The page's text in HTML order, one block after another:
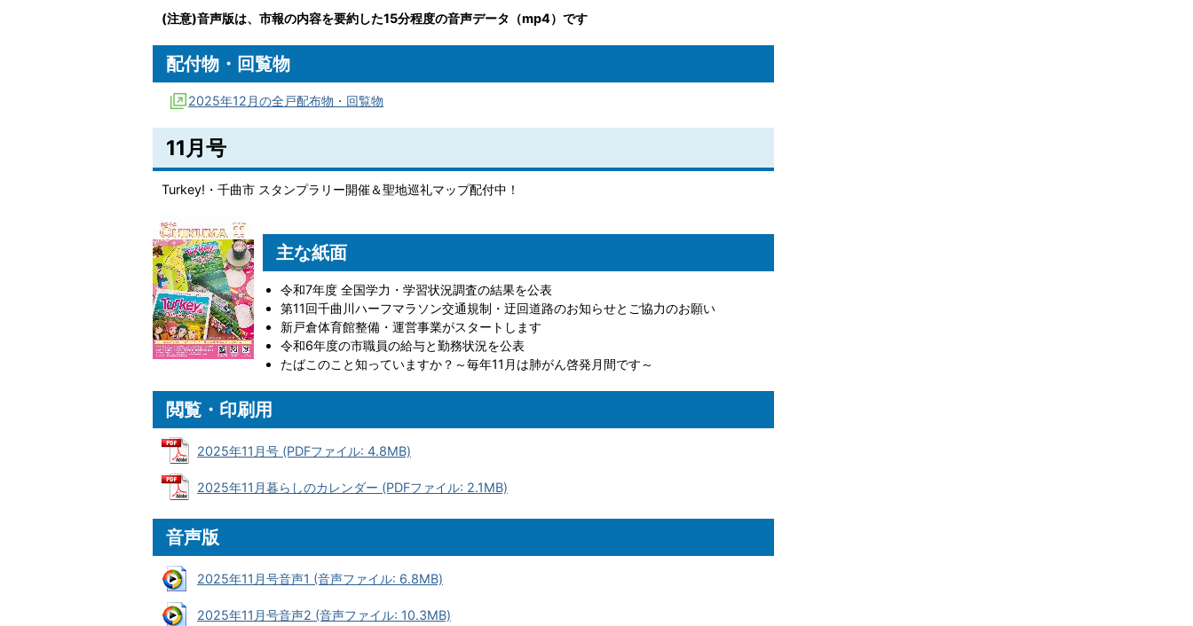
(注意)音声版は、市報の内容を要約した15分程度の音声データ（mp4）です
配付物・回覧物
2025年12月の全戸配布物・回覧物
11月号
Turkey!・千曲市 スタンプラリー開催＆聖地巡礼マップ配付中！
主な紙面
令和7年度 全国学力・学習状況調査の結果を公表
第11回千曲川ハーフマラソン交通規制・迂回道路のお知らせとご協力のお願い
新戸倉体育館整備・運営事業がスタートします
令和6年度の市職員の給与と勤務状況を公表
たばこのこと知っていますか？～毎年11月は肺がん啓発月間です～
閲覧・印刷用
2025年11月号 (PDFファイル: 4.8MB)
2025年11月暮らしのカレンダー (PDFファイル: 2.1MB)
音声版
2025年11月号音声1 (音声ファイル: 6.8MB)
2025年11月号音声2 (音声ファイル: 10.3MB)